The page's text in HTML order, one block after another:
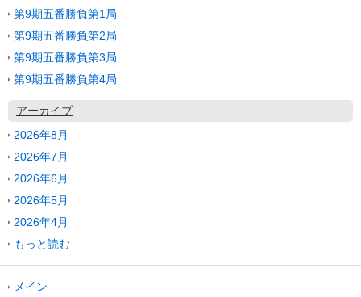
第9期五番勝負第1局
第9期五番勝負第2局
第9期五番勝負第3局
第9期五番勝負第4局
アーカイブ
2026年8月
2026年7月
2026年6月
2026年5月
2026年4月
もっと読む
メイン